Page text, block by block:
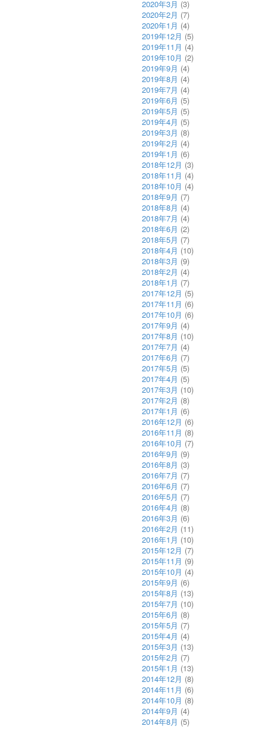
2020年3月 (3)
2020年2月 (7)
2020年1月 (4)
2019年12月 (5)
2019年11月 (4)
2019年10月 (2)
2019年9月 (4)
2019年8月 (4)
2019年7月 (4)
2019年6月 (5)
2019年5月 (5)
2019年4月 (5)
2019年3月 (8)
2019年2月 (4)
2019年1月 (6)
2018年12月 (3)
2018年11月 (4)
2018年10月 (4)
2018年9月 (7)
2018年8月 (4)
2018年7月 (4)
2018年6月 (2)
2018年5月 (7)
2018年4月 (10)
2018年3月 (9)
2018年2月 (4)
2018年1月 (7)
2017年12月 (5)
2017年11月 (6)
2017年10月 (6)
2017年9月 (4)
2017年8月 (10)
2017年7月 (4)
2017年6月 (7)
2017年5月 (5)
2017年4月 (5)
2017年3月 (10)
2017年2月 (8)
2017年1月 (6)
2016年12月 (6)
2016年11月 (8)
2016年10月 (7)
2016年9月 (9)
2016年8月 (3)
2016年7月 (7)
2016年6月 (7)
2016年5月 (7)
2016年4月 (8)
2016年3月 (6)
2016年2月 (11)
2016年1月 (10)
2015年12月 (7)
2015年11月 (9)
2015年10月 (4)
2015年9月 (6)
2015年8月 (13)
2015年7月 (10)
2015年6月 (8)
2015年5月 (7)
2015年4月 (4)
2015年3月 (13)
2015年2月 (7)
2015年1月 (13)
2014年12月 (8)
2014年11月 (6)
2014年10月 (8)
2014年9月 (4)
2014年8月 (5)